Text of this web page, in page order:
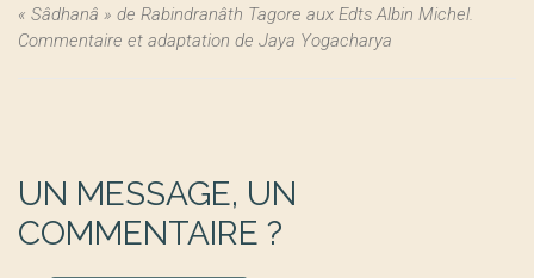
« Sâdhanâ » de Rabindranâth Tagore aux Edts Albin Michel.
Commentaire et adaptation de Jaya Yogacharya
UN MESSAGE, UN
COMMENTAIRE ?